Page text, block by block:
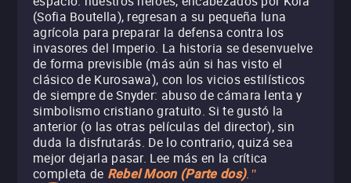
(Sofia Boutella), regresan a su pequeña luna
agrícola para preparar la defensa contra los
invasores del Imperio. La historia se desenvuelve
de forma previsible (más aún si has visto el
clásico de Kurosawa), con los vicios estilísticos
de siempre de Snyder: abuso de cámara lenta y
simbolismo cristiano gratuito. Si te gustó la
anterior (o las otras películas del director), sin
duda la disfrutarás. De lo contrario, quizá sea
mejor dejarla pasar. Lee más en la crítica
completa de Rebel Moon (Parte dos). "